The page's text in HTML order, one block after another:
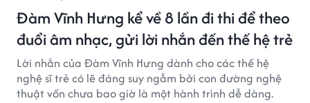
Đàm Vĩnh Hưng kể về 8 lần đi thi để theo
đuổi âm nhạc, gửi lời nhắn đến thế hệ trẻ
Lời nhắn của Đàm Vĩnh Hưng dành cho các thế hệ
nghệ sĩ trẻ có lẽ đáng suy ngẫm bởi con đường nghệ
thuật vốn chưa bao giờ là một hành trình dễ dàng.